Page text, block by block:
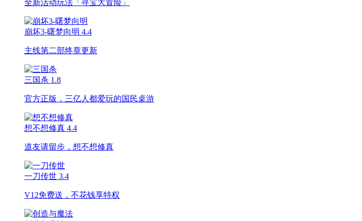
全新活动玩法「寻宝大冒险」
崩坏3-曙梦向明 4.4
主线第二部终章更新
三国杀 1.8
官方正版，三亿人都爱玩的国民桌游
想不想修真 4.4
道友请留步，想不想修真
一刀传世 3.4
V12免费送，不花钱享特权